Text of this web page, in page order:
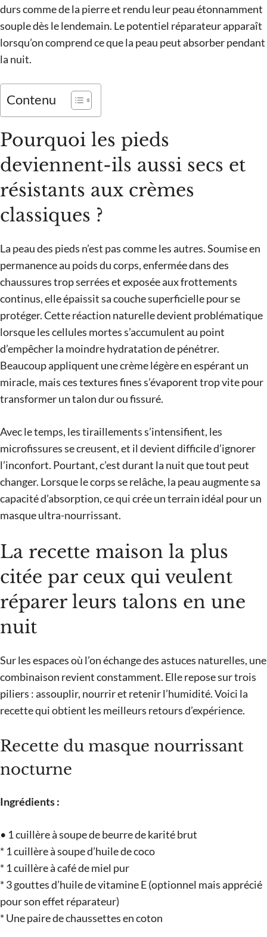
durs comme de la pierre et rendu leur peau étonnamment
souple dès le lendemain. Le potentiel réparateur apparaît
lorsqu’on comprend ce que la peau peut absorber pendant
la nuit.
Contenu
Pourquoi les pieds
deviennent-ils aussi secs et
résistants aux crèmes
classiques ?
La peau des pieds n’est pas comme les autres. Soumise en
permanence au poids du corps, enfermée dans des
chaussures trop serrées et exposée aux frottements
continus, elle épaissit sa couche superficielle pour se
protéger. Cette réaction naturelle devient problématique
lorsque les cellules mortes s’accumulent au point
d’empêcher la moindre hydratation de pénétrer.
Beaucoup appliquent une crème légère en espérant un
miracle, mais ces textures fines s’évaporent trop vite pour
transformer un talon dur ou fissuré.
Avec le temps, les tiraillements s’intensifient, les
microfissures se creusent, et il devient difficile d’ignorer
l’inconfort. Pourtant, c’est durant la nuit que tout peut
changer. Lorsque le corps se relâche, la peau augmente sa
capacité d’absorption, ce qui crée un terrain idéal pour un
masque ultra-nourrissant.
La recette maison la plus
citée par ceux qui veulent
réparer leurs talons en une
nuit
Sur les espaces où l’on échange des astuces naturelles, une
combinaison revient constamment. Elle repose sur trois
piliers : assouplir, nourrir et retenir l’humidité. Voici la
recette qui obtient les meilleurs retours d’expérience.
Recette du masque nourrissant
nocturne
Ingrédients :
• 1 cuillère à soupe de beurre de karité brut
* 1 cuillère à soupe d’huile de coco
* 1 cuillère à café de miel pur
* 3 gouttes d’huile de vitamine E (optionnel mais apprécié
pour son effet réparateur)
* Une paire de chaussettes en coton